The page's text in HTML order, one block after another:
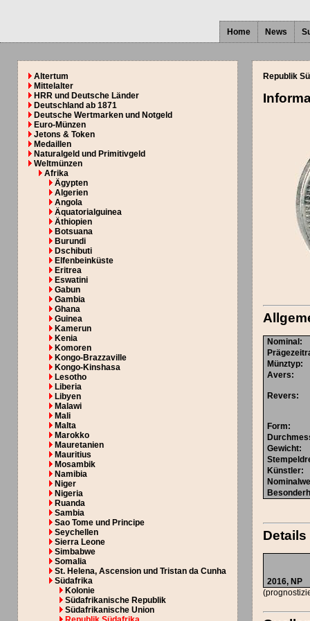
Home News
Altertum
Mittelalter
HRR und Deutsche Länder
Deutschland ab 1871
Deutsche Wertmarken und Notgeld
Euro-Münzen
Jetons & Token
Medaillen
Naturalgeld und Primitivgeld
Weltmünzen
Afrika
Ägypten
Algerien
Angola
Äquatorialguinea
Äthiopien
Botsuana
Burundi
Dschibuti
Elfenbeinküste
Eritrea
Eswatini
Gabun
Gambia
Ghana
Guinea
Kamerun
Kenia
Komoren
Kongo-Brazzaville
Kongo-Kinshasa
Lesotho
Liberia
Libyen
Malawi
Mali
Malta
Marokko
Mauretanien
Mauritius
Mosambik
Namibia
Niger
Nigeria
Ruanda
Sambia
Sao Tome und Principe
Seychellen
Sierra Leone
Simbabwe
Somalia
St. Helena, Ascension und Tristan da Cunha
Südafrika
Kolonie
Südafrikanische Republik
Südafrikanische Union
Republik
Nominal :
Münztyp:
Avers:
Revers:
Form:
Gewicht:
Künstler:
Details
2016, NP